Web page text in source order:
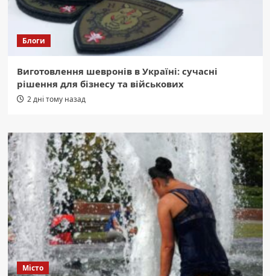
Блоги
Виготовлення шевронів в Україні: сучасні
рішення для бізнесу та військових
2 дні тому назад
Місто